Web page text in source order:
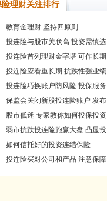
险理财关注排行
教育金理财 坚持四原则
投连险与股市关联高 投资需慎选
投连险首列理财金字塔 可作长期
投连险应看重长期 抗跌性强业绩
投连险巧换账户防风险 投保服务
保监会关闭新股投连险账户 发布
股市低迷 专家教你如何投保投资
弱市抗跌投连险跑赢大盘 凸显投
如何信托好的投资连结保险
投连险买对公司和产品 注意保障